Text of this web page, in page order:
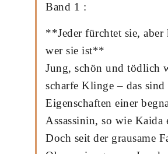
Band 1 :
**Jeder fürchtet sie, aber
wer sie ist**
Jung, schön und tödlich
scharfe Klinge – das sind
Eigenschaften einer
Assassinin, so wie Kaida
Doch seit der grausame